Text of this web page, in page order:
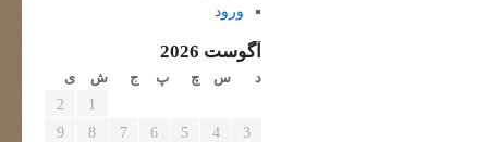
ورود
آگوست 2026
د س چ پ ج ش ی
1
2
3
4
5
6
7
8
9